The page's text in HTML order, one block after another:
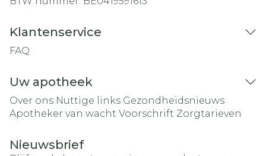
Klantenservice
FAQ
Uw apotheek
Over ons Nuttige links Gezondheidsnieuws
Apotheker van wacht Voorschrift Zorgtarieven
Nieuwsbrief